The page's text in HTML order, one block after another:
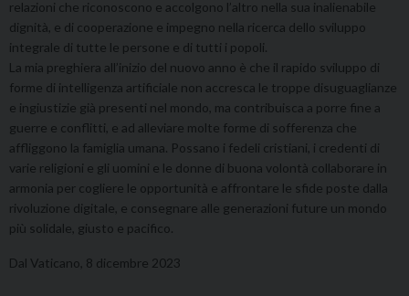
relazioni che riconoscono e accolgono l’altro nella sua inalienabile
dignità, e di cooperazione e impegno nella ricerca dello sviluppo
integrale di tutte le persone e di tutti i popoli.
La mia preghiera all’inizio del nuovo anno è che il rapido sviluppo di
forme di intelligenza artificiale non accresca le troppe disuguaglianze
e ingiustizie già presenti nel mondo, ma contribuisca a porre fine a
guerre e conflitti, e ad alleviare molte forme di sofferenza che
affliggono la famiglia umana. Possano i fedeli cristiani, i credenti di
varie religioni e gli uomini e le donne di buona volontà collaborare in
armonia per cogliere le opportunità e affrontare le sfide poste dalla
rivoluzione digitale, e consegnare alle generazioni future un mondo
più solidale, giusto e pacifico.
Dal Vaticano, 8 dicembre 2023